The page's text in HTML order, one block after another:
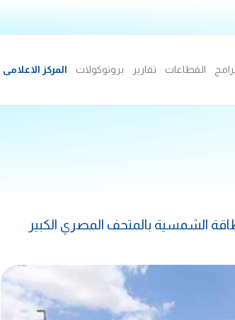
القطاعات تقارير بروتوكولات المركز الاعلامى
الشمسية بالمتحف المصري الكبير